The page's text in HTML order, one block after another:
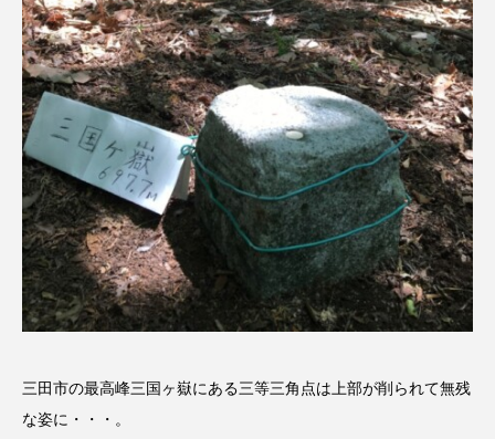
ちめいど雄介のお砂糖ミルクはどうされますか
つつじが丘小学校 つながりCafe‐Nanana no Moe
つなごーごー てっぺんの向こうにあなたがいる
とくとくトーク とっておきシネマ
なきごえバス にげてさがして のん
はたらくおやさい バナナもいるよ！ ばらぐみ
ぱかっ ひとつの机、ふたつの制服
ひろかわさえこ ぴぽん ふくし情報
三田市の最高峰三国ヶ嶽にある三等三角点は上部が削られて無残
な姿に・・・。